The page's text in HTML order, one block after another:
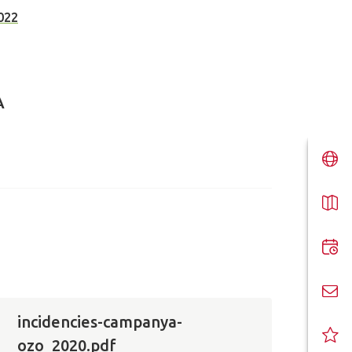
incidencies-campanya-
ozo_2020.pdf